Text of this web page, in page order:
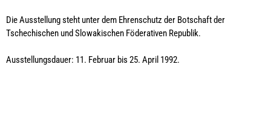
Die Ausstellung steht unter dem Ehrenschutz der Botschaft der
Tschechischen und Slowakischen Föderativen Republik.
Ausstellungsdauer: 11. Februar bis 25. April 1992.